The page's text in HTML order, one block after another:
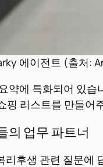
에이전트 (출처:
약에 특화되어 있
핑 리스트를 만들어
의 업무 파트너
리후생 관련 질문